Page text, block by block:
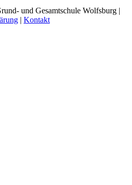
und Gesamtschule Wolfsburg |
| Kontakt